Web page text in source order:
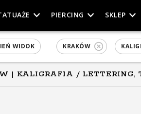
PIERCING SKLEP
WIDOK KRAKÓW
| KALIGRAFIA / LETTERING,